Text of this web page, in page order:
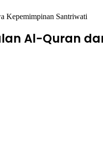
Kepemimpinan Santriwati
Al-Quran